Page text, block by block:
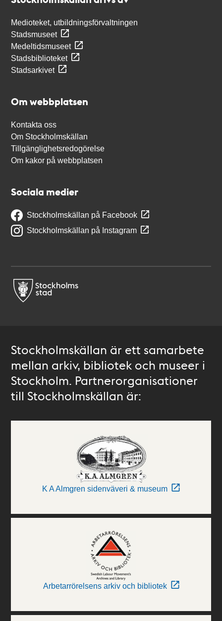
Medioteket, utbildningsförvaltningen
Stadsmuseet
Medeltidsmuseet
Stadsbiblioteket
Stadsarkivet
Om webbplatsen
Kontakta oss
Om Stockholmskällan
Tillgänglighetsredogörelse
Om kakor på webbplatsen
Sociala medier
Stockholmskällan på Facebook
Stockholmskällan på Instagram
Stockholmskällan är ett samarbete
mellan arkiv, bibliotek och museer i
Stockholm. Partnerorganisationer
till Stockholmskällan är:
K A Almgren sidenväveri & museum
Arbetarrörelsens arkiv och bibliotek